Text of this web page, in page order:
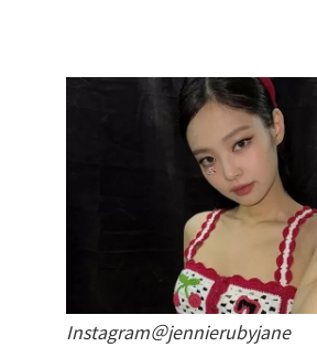
Instagram＠jennierubyjane